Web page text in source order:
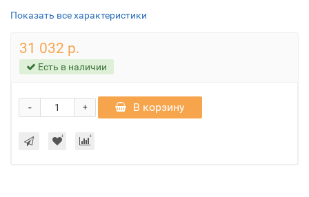
Показать все характеристики
31 032 р.
Есть в наличии
+
- В корзину